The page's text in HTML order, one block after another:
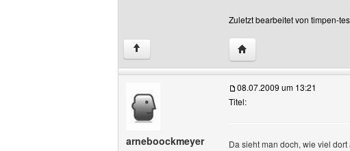
Zuletzt bearbeitet von timpen-
↑ Website dieses
arneboockmeyer
08.07.2009 um 13:21
Titel:
Da sieht man doch, wie viel